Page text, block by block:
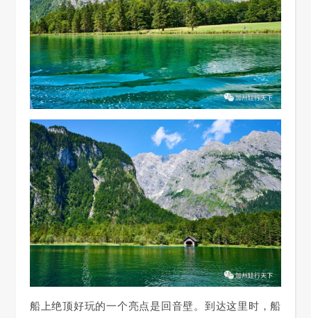
船上绝顶好玩的一个亮点是回音壁。到达这里时，船